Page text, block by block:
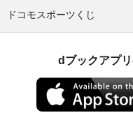
ドコモスポーツくじ
dブックアプ